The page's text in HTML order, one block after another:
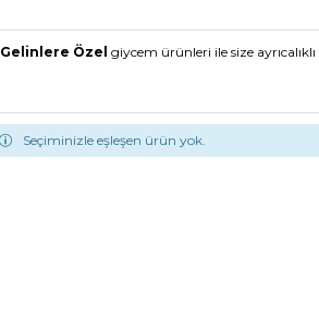
Gelinlere Özel giycem ürünleri ile size ayrıcalıklı
Seçiminizle eşleşen ürün yok.